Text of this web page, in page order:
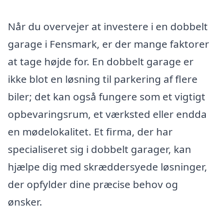
Når du overvejer at investere i en dobbelt
garage i Fensmark, er der mange faktorer
at tage højde for. En dobbelt garage er
ikke blot en løsning til parkering af flere
biler; det kan også fungere som et vigtigt
opbevaringsrum, et værksted eller endda
en mødelokalitet. Et firma, der har
specialiseret sig i dobbelt garager, kan
hjælpe dig med skræddersyede løsninger,
der opfylder dine præcise behov og
ønsker.